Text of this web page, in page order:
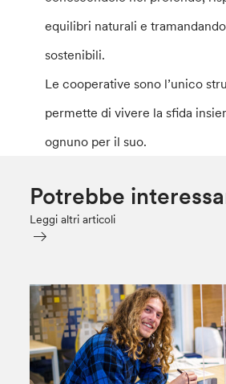
equilibri naturali e
sostenibili.
Le cooperative sono l’unico
permette di vivere la sfida
ognuno per il suo.
Potrebbe
Leggi altri articoli